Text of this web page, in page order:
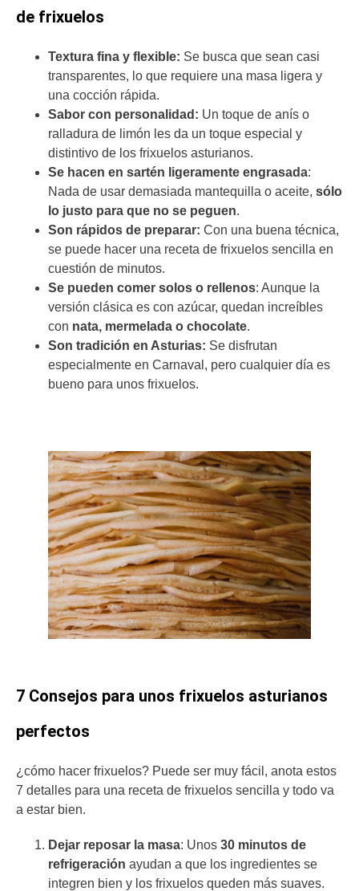
de frixuelos
Textura fina y flexible: Se busca que sean casi
transparentes, lo que requiere una masa ligera y
una cocción rápida.
Sabor con personalidad: Un toque de anís o
ralladura de limón les da un toque especial y
distintivo de los frixuelos asturianos.
Se hacen en sartén ligeramente engrasada:
Nada de usar demasiada mantequilla o aceite, sólo
lo justo para que no se peguen.
Son rápidos de preparar: Con una buena técnica,
se puede hacer una receta de frixuelos sencilla en
cuestión de minutos.
Se pueden comer solos o rellenos: Aunque la
versión clásica es con azúcar, quedan increíbles
con nata, mermelada o chocolate.
Son tradición en Asturias: Se disfrutan
especialmente en Carnaval, pero cualquier día es
bueno para unos frixuelos.
7 Consejos para unos frixuelos asturianos
perfectos
¿cómo hacer frixuelos? Puede ser muy fácil, anota estos
7 detalles para una receta de frixuelos sencilla y todo va
a estar bien.
Dejar reposar la masa: Unos 30 minutos de
refrigeración ayudan a que los ingredientes se
integren bien y los frixuelos queden más suaves.